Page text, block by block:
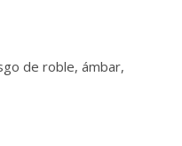
de roble, ámbar,